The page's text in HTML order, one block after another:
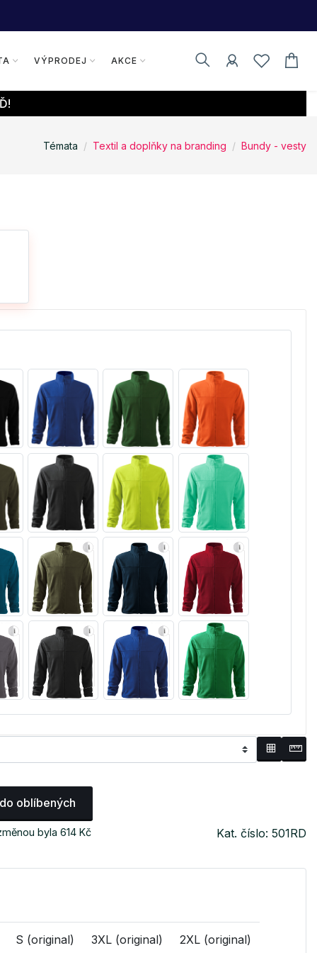
VÝPRODEJ AKCE
Témata Textil a doplňky na branding Bundy - vesty
oblíbených
byla 614 Kč Kat. číslo: 501RD
S (original) 3XL (original) 2XL (original)